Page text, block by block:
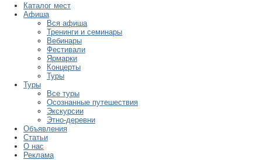
Каталог мест
Афиша
Вся афиша
Тренинги и семинары
Вебинары
Фестивали
Ярмарки
Концерты
Туры
Туры
Все туры
Осознанные путешествия
Экскурсии
Этно-деревни
Объявления
Статьи
О нас
Реклама